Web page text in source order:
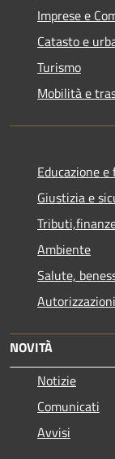
Imprese e
Catasto e
Turismo
Mobilità e
Educazione
Giustizia e
Ambiente
Salute,
Autorizzazioni
NOVITÀ
Notizie
Comunicati
Avvisi